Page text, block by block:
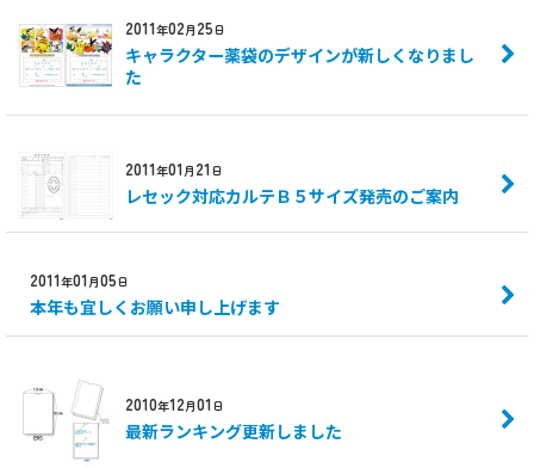
2011年02月 25日
キャラクター薬袋のデザインが新しくなりまし
た
2011年01月 21日
レセック対応カルテＢ５サイズ発売のご案内
2011年01月05日
本年も宜しくお願い申し上げます
2010年12月01日
最新ランキング更新しました